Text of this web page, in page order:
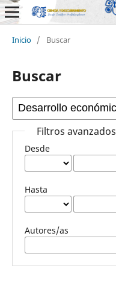
Inicio / Buscar
Buscar
Filtros avanzados
Desde
Hasta
Autores/as